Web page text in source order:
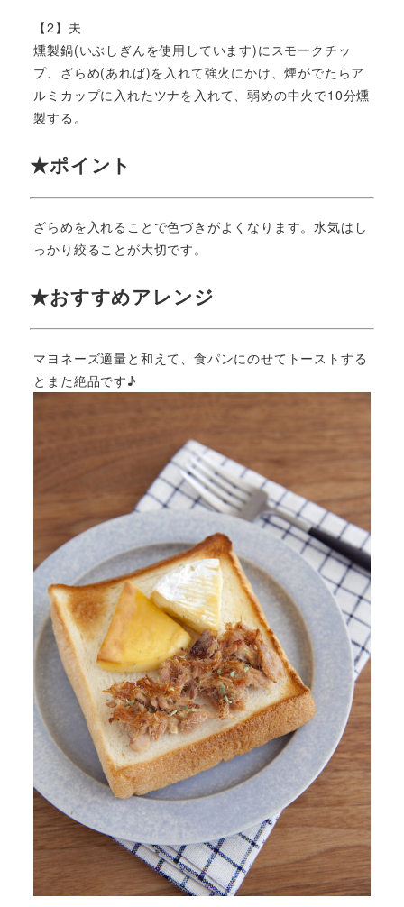
【2】夫
燻製鍋(いぶしぎんを使用しています)にスモークチッ
プ、ざらめ(あれば)を入れて強火にかけ、煙がでたらア
ルミカップに入れたツナを入れて、弱めの中火で10分燻
製する。
★ポイント
ざらめを入れることで色づきがよくなります。水気はし
っかり絞ることが大切です。
★おすすめアレンジ
マヨネーズ適量と和えて、食パンにのせてトーストする
とまた絶品です♪